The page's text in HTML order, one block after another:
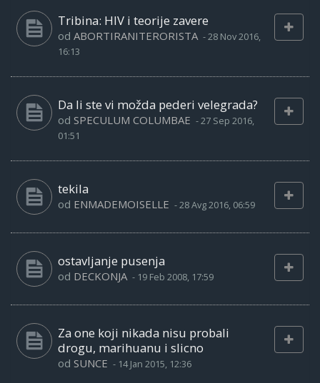
Tribina: HIV i teorije zavere
od ABORTIRANITERORISTA -28 Nov 2016,
16:13
Da li ste vi možda pederi velegrada?
od SPECULUM COLUMBAE -27 Sep 2016,
01:51
tekila
od ENMADEMOISELLE -28 Avg 2016, 06:59
ostavljanje pusenja
od DECKONJA - 19 Feb 2008, 17:59
Za one koji nikada nisu probali
drogu, marihuanu i slicno
od SUNCE - 14 Jan 2015, 12:36